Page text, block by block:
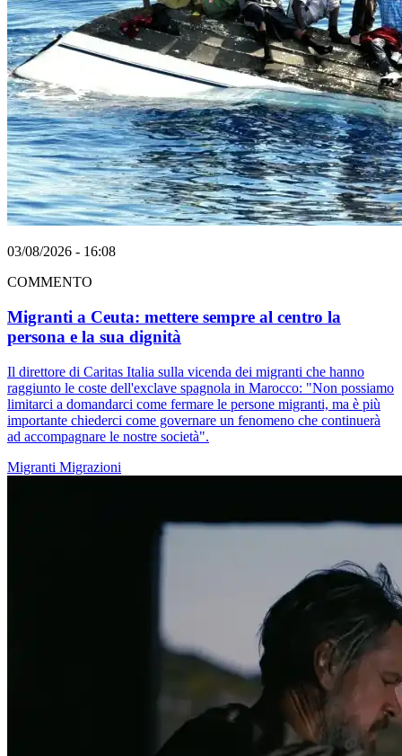
03/08/2026 - 16:08
COMMENTO
Migranti a Ceuta: mettere sempre al centro la
persona e la sua dignità
Il direttore di Caritas Italia sulla vicenda dei migranti che hanno
raggiunto le coste dell'exclave spagnola in Marocco: "Non possiamo
limitarci a domandarci come fermare le persone migranti, ma è più
importante chiederci come governare un fenomeno che continuerà
ad accompagnare le nostre società".
Migranti Migrazioni